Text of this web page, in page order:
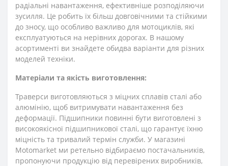
радіальні навантаження, ефективніше розподіляючи
зусилля. Це робить їх більш довговічними та стійкими
до зносу, що особливо важливо для мотоциклів, які
експлуатуються на нерівних дорогах. В нашому
асортименті ви знайдете обидва варіанти для різних
моделей техніки.
Матеріали та якість виготовлення:
Траверси виготовляються з міцних сплавів сталі або
алюмінію, щоб витримувати навантаження без
деформації. Підшипники повинні бути виготовлені з
високоякісної підшипникової сталі, що гарантує їхню
міцність та тривалий термін служби. У магазині
Motomarket ми ретельно відбираємо постачальників,
пропонуючи продукцію від перевірених виробників,